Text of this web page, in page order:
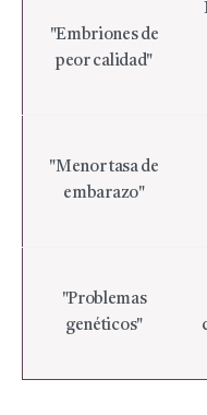
"Embriones de
peor calidad"
"Menor tasa de
embarazo"
"Problemas
genéticos"